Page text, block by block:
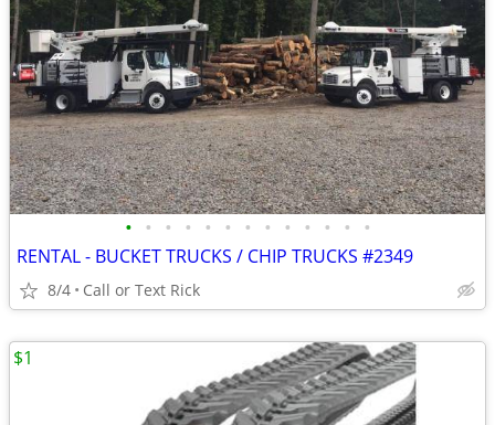
• • • • • • • • • • • • •
RENTAL - BUCKET TRUCKS / CHIP TRUCKS #2349
8/4 Call or Text Rick
$1